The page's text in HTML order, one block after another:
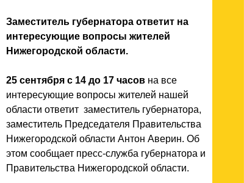
Заместитель губернатора ответит на
интересующие вопросы жителей
Нижегородской области.
25 сентября с 14 до 17 часов на все
интересующие вопросы жителей нашей
области ответит заместитель губернатора,
заместитель Председателя Правительства
Нижегородской области Антон Аверин. Об
этом сообщает пресс-служба губернатора и
Правительства Нижегородской области.